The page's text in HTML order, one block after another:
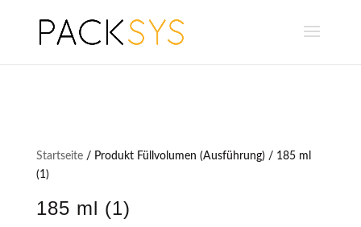
Startseite/ Produkt Füllvolumen (Ausführung) / 185 ml
(1)
185 ml (1)